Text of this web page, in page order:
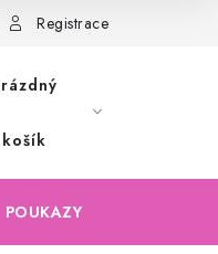
osobních údajů
Registrace
košík
POUKAZY